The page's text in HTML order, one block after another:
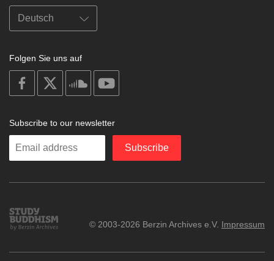
Folgen Sie uns auf
on
facebook
soundcloud
Subscribe to our newsletter
Enter
Subscribe
Study
Buddhism
© 2003-2026 Berzin Archives e.V. Impressum